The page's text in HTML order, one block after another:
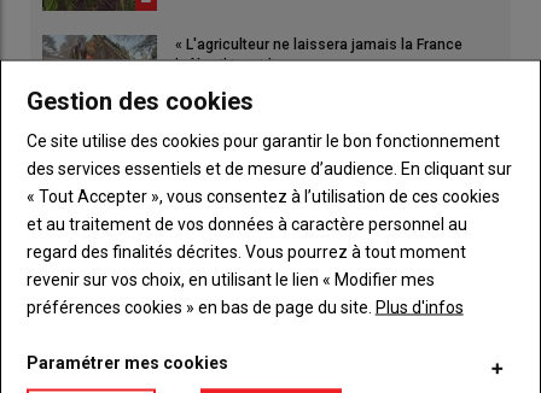
« L'agriculteur ne laissera jamais la France
brûler, il ira aider »
Gestion des cookies
Ce site utilise des cookies pour garantir le bon fonctionnement
des services essentiels et de mesure d’audience. En cliquant sur
« Tout Accepter », vous consentez à l’utilisation de ces cookies
et au traitement de vos données à caractère personnel au
regard des finalités décrites. Vous pourrez à tout moment
revenir sur vos choix, en utilisant le lien « Modifier mes
préférences cookies » en bas de page du site. Plus d'infos
Paramétrer mes cookies